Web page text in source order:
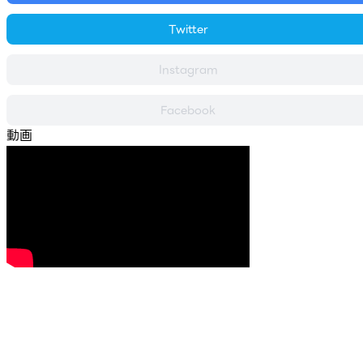
Twitter
Instagram
Facebook
動画